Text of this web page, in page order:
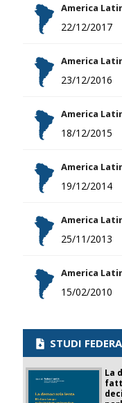
America
22/12/2017
America
23/12/2016
America
18/12/2015
America
19/12/2014
America
25/11/2013
America
15/02/2010
STUDI
La